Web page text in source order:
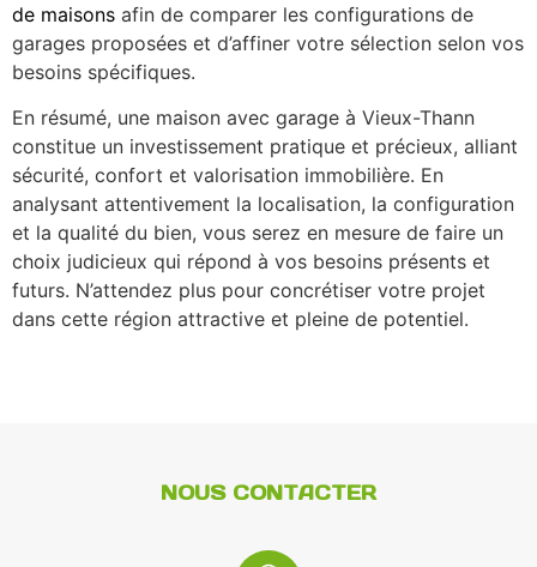
de maisons afin de comparer les configurations de
garages proposées et d’affiner votre sélection selon vos
besoins spécifiques.
En résumé, une maison avec garage à Vieux-Thann
constitue un investissement pratique et précieux, alliant
sécurité, confort et valorisation immobilière. En
analysant attentivement la localisation, la configuration
et la qualité du bien, vous serez en mesure de faire un
choix judicieux qui répond à vos besoins présents et
futurs. N’attendez plus pour concrétiser votre projet
dans cette région attractive et pleine de potentiel.
NOUS CONTACTER